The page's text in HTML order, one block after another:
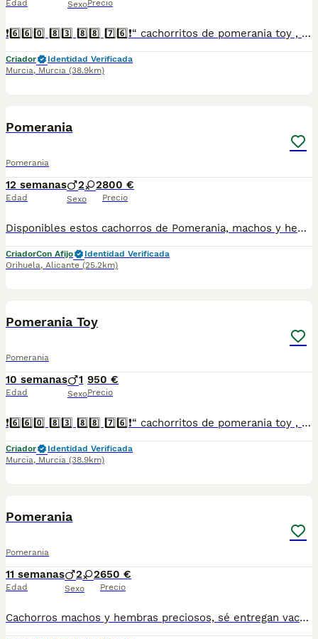
Edad SexoPrecio
❗6️⃣6️⃣0️⃣ 8️⃣3️⃣ 8️⃣8️⃣ 7️⃣6️⃣❗“ cachorritos de pomerania toy , entregamos vacunados desparasitados con cartilla veterinaria, microchip,pasaporte y contrato de garantia de compra..”
Criador
Identidad Verificada
Murcia, Murcia (38.9km)
Pomerania
Pomerania
12 semanas
Edad
2 2
Sexo
800 €
Precio
Disponibles estos cachorros de Pomerania, machos y hembra, vacunados y desparasitados listos para entregar. Más información wasap al 650546192
CriadorCon Afijo
Identidad Verificada
Orihuela, Alicante (25.2km)
Pomerania Toy
Pomerania
10 semanas
Edad
1
Sexo
950 €
Precio
❗6️⃣6️⃣0️⃣ 8️⃣3️⃣ 8️⃣8️⃣ 7️⃣6️⃣❗“ cachorritos de pomerania toy , entregamos vacunados desparasitados con cartilla veterinaria, microchip,pasaporte y contrato de garantia de compra..”
Criador
Identidad Verificada
Murcia, Murcia (38.9km)
Pomerania
Pomerania
11 semanas
Edad
2 2
Sexo
650 €
Precio
Cachorros machos y hembras preciosos, sé entregan vacunados, desparacitados y con su cartilla sanitaria contactar al nr.de teléfono 622525877-632204571 para mas información